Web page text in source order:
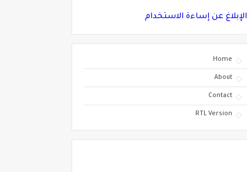
الإبلاغ عن إساءة الاستخدام
Home
About
Contact
RTL Version